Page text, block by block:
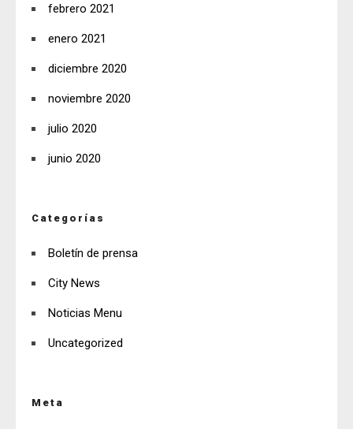
febrero 2021
enero 2021
diciembre 2020
noviembre 2020
julio 2020
junio 2020
Categorías
Boletín de prensa
City News
Noticias Menu
Uncategorized
Meta